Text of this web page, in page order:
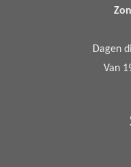
Dagen
Van